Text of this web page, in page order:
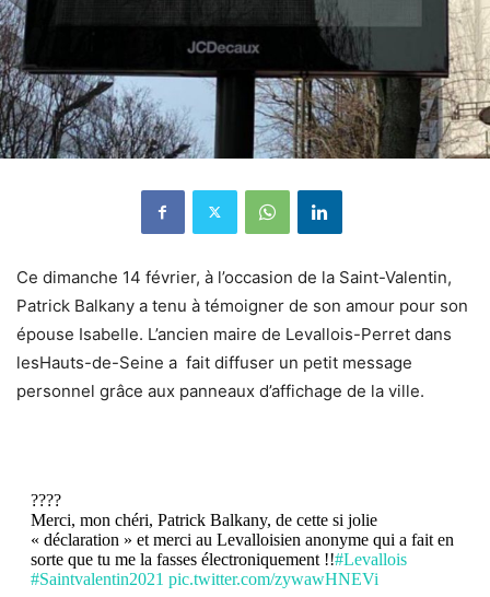
Ce dimanche 14 février, à l’occasion de la Saint-Valentin,
Patrick Balkany a tenu à témoigner de son amour pour son
épouse Isabelle. L’ancien maire de Levallois-Perret dans
lesHauts-de-Seine a fait diffuser un petit message
personnel grâce aux panneaux d’affichage de la ville.
????
Merci, mon chéri, Patrick Balkany, de cette si jolie
« déclaration » et merci au Levalloisien anonyme qui a fait en
sorte que tu me la fasses électroniquement !!#Levallois
#Saintvalentin2021 pic.twitter.com/zywawHNEVi